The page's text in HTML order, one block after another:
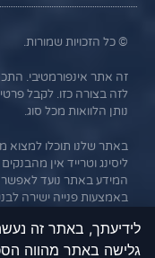
© כל הזכויות שמורות.
זה אתר אינפורמטיבי.
לזה בצורה כזו. לקבל
נותן הלוואות מכל סוג.
באתר שלנו תוכלו למצוא
ליסינג וטרייד אין
המידע באתר נועד לאפשר
לגולשים בלבד. חשוב
האשראי עלול לגרור חיוב
גלישה באתר מהווה